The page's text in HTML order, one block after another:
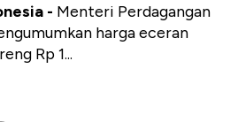
- Menteri Perdagangan
harga eceran
Rp 1...